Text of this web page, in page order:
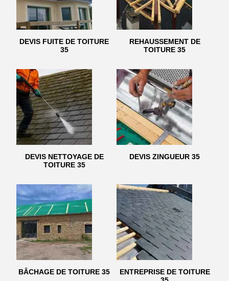
DEVIS FUITE DE TOITURE
35
REHAUSSEMENT DE
TOITURE 35
DEVIS NETTOYAGE DE
TOITURE 35
DEVIS ZINGUEUR 35
BÂCHAGE DE TOITURE 35
ENTREPRISE DE TOITURE